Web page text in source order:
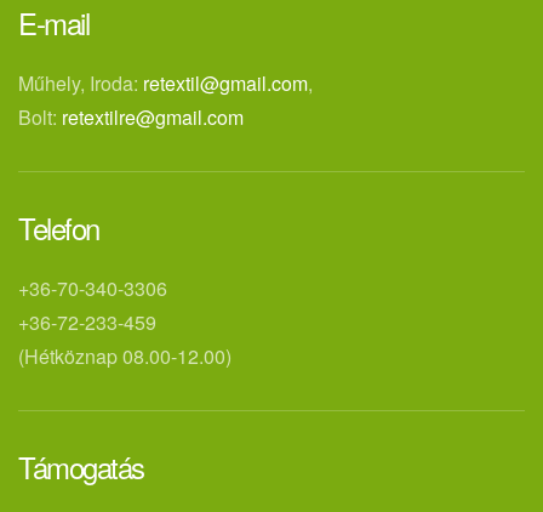
E-mail
Műhely, Iroda: retextil@gmail.com,
Bolt: retextilre@gmail.com
Telefon
+36-70-340-3306
+36-72-233-459
(Hétköznap 08.00-12.00)
Támogatás